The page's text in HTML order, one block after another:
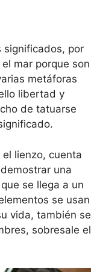
significados, por
mar porque son
metáforas
libertad y
de tatuarse
lienzo, cuenta
una
se llega a un
se usan
vida, también se
sobresale el